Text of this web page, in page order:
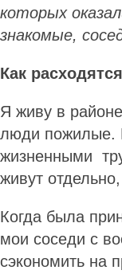
которых
знакомые,
Как
Я живу в
люди пожилые.
жизненными
живут
Когда была
мои соседи с
сэкономить на